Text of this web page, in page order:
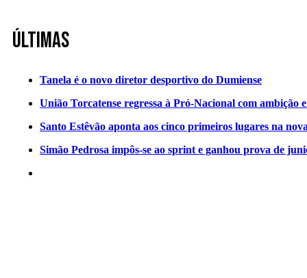
Últimas
Tanela é o novo diretor desportivo do Dumiense
União Torcatense regressa à Pró-Nacional com ambição
Santo Estêvão aponta aos cinco primeiros lugares na
Simão Pedrosa impôs-se ao sprint e ganhou prova de